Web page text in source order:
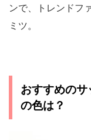
ンで、トレンドフ
ミツ。
おすすめの
の色は？